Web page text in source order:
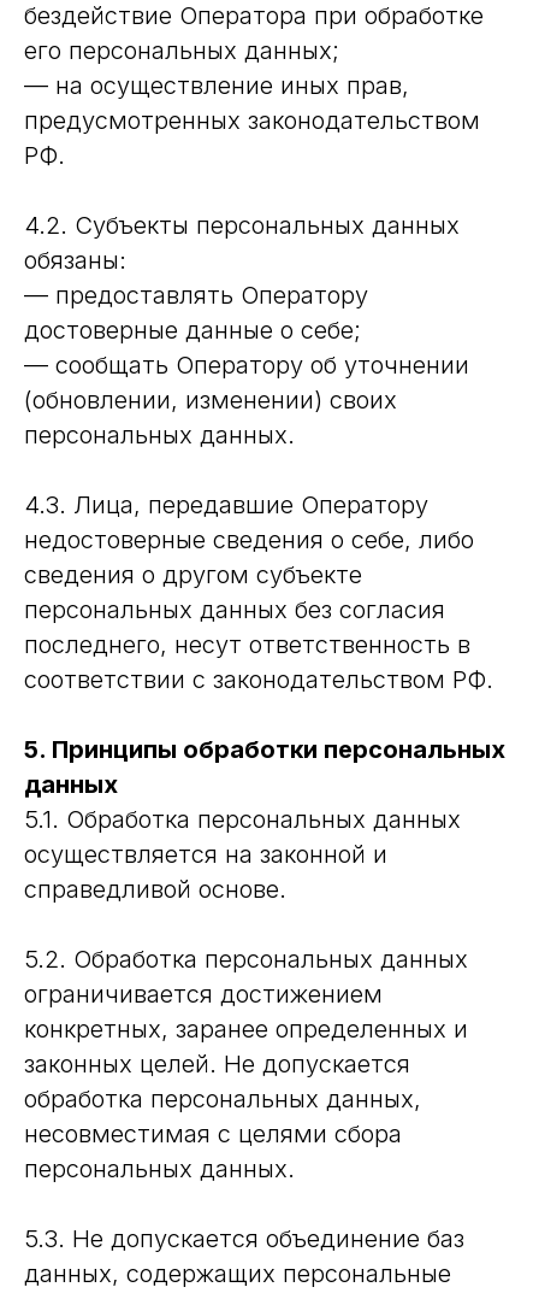
бездействие Оператора при обработке
его персональных данных;
— на осуществление иных прав,
предусмотренных законодательством
РФ.
4.2. Субъекты персональных данных
обязаны:
— предоставлять Оператору
достоверные данные о себе;
— сообщать Оператору об уточнении
(обновлении, изменении) своих
персональных данных.
4.3. Лица, передавшие Оператору
недостоверные сведения о себе, либо
сведения о другом субъекте
персональных данных без согласия
последнего, несут ответственность в
соответствии с законодательством РФ.
5. Принципы обработки персональных
данных
5.1. Обработка персональных данных
осуществляется на законной и
справедливой основе.
5.2. Обработка персональных данных
ограничивается достижением
конкретных, заранее определенных и
законных целей. Не допускается
обработка персональных данных,
несовместимая с целями сбора
персональных данных.
5.3. Не допускается объединение баз
данных, содержащих персональные